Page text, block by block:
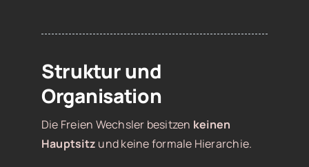
Struktur und
Organisation
Die Freien Wechsler besitzen keinen
Hauptsitz und keine formale Hierarchie.